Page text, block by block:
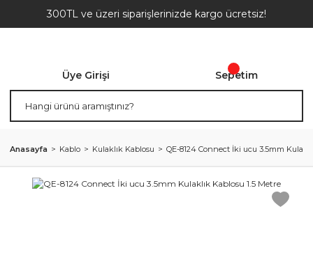
300TL ve üzeri siparişlerinizde kargo ücretsiz!
Üye Girişi Sepetim
Anasayfa Kablo Kulaklık Kablosu QE-8124 Connect İki ucu 3.5mm